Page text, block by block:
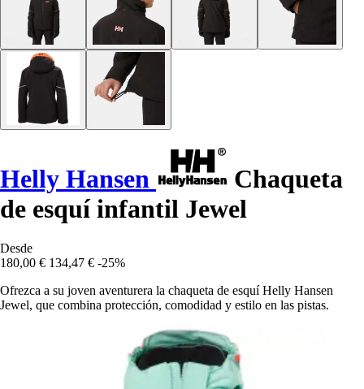
Helly Hansen
Chaqueta
de esquí infantil Jewel
Desde
180,00 € 134,47 € -25%
Ofrezca a su joven aventurera la chaqueta de esquí Helly Hansen
Jewel, que combina protección, comodidad y estilo en las pistas.